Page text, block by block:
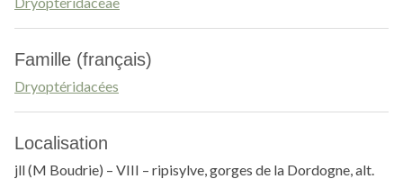
Famille (français)
Dryoptéridacées
Localisation
jll (M Boudrie) – VIII – ripisylve, gorges de la Dordogne, alt.